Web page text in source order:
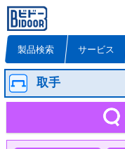
製品検索 サービス
取手